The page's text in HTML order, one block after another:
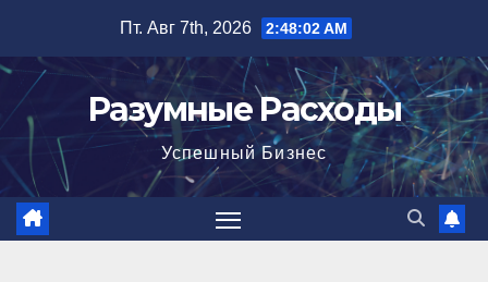
содержимому
Пт. Авг 7th, 2026 2:48:03 AM
Разумные Расходы
Успешный Бизнес